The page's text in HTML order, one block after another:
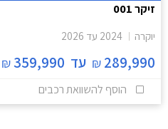
זיקר 001
יוקרה 2024 עד 2026
289,990
₪ עד 359,990
₪
הוסף להשוואת רכבים